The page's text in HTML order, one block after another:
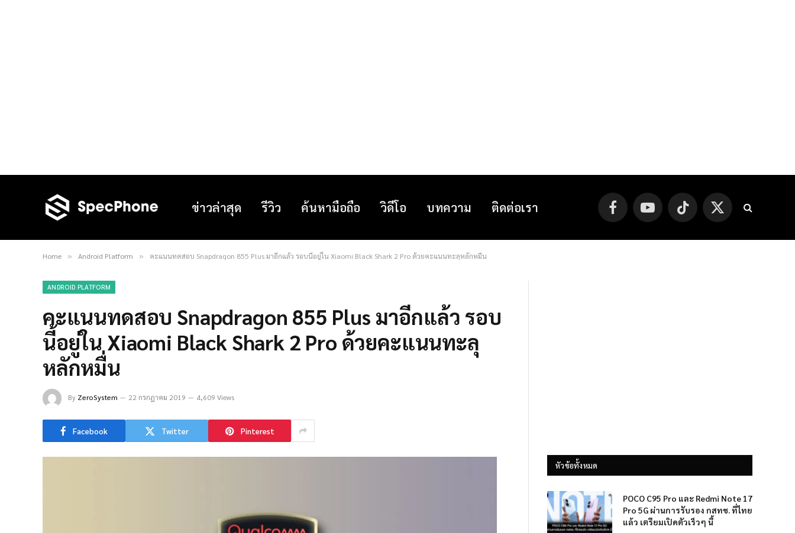
ข่าวล่าสุด รีวิว ค้นหามือถือ วิดีโอ บทความ ติดต่อเรา FacebookYouTube TikTok
X
(Twitter)
Home » Android Platform » คะแนนทดสอบ Snapdragon 855 Plus มาอีกแล้ว รอบนี้อยู่ใน Xiaomi Black Shark 2 Pro ด้วยคะแนนทะลุหลักหมื่น
ANDROID PLATFORM
คะแนนทดสอบ Snapdragon 855 Plus มาอีกแล้ว รอบ
นี้อยู่ใน Xiaomi Black Shark 2 Pro ด้วยคะแนนทะลุ
หลักหมื่น
By ZeroSystem 22 กรกฎาคม 2019 4,609 Views
Facebook Twitter Pinterest
หัวข้อทั้งหมด
POCO C95 Pro และ Redmi Note 17
Pro 5G ผ่านการรับรอง กสทช. ที่ไทย
แล้ว เตรียมเปิดตัวเร็วๆ นี้